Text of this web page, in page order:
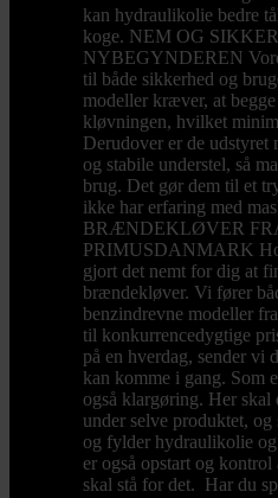
kan hydraulikolie bedre
koge. NEM OG
NYBEGYNDEREN
til både sikkerhed og
modeller kræver, at
kløvningen, hvilket
Derudover er de udstyret
og stabile understel, så
brug. Det gør dem til et
ikke har erfaring med
BRÆNDEKLØVER
PRIMUSDANMARK
gjort det nemt for dig at
brændekløver. Vi fører
benzindrevne modeller
til konkurrencedygtige
på en hverdag, sender vi
kan komme i gang. Som
også klargøring. Her
under selve produktet,
og fylder hydraulikolie
er også opstart og
skal stå for det. Har du